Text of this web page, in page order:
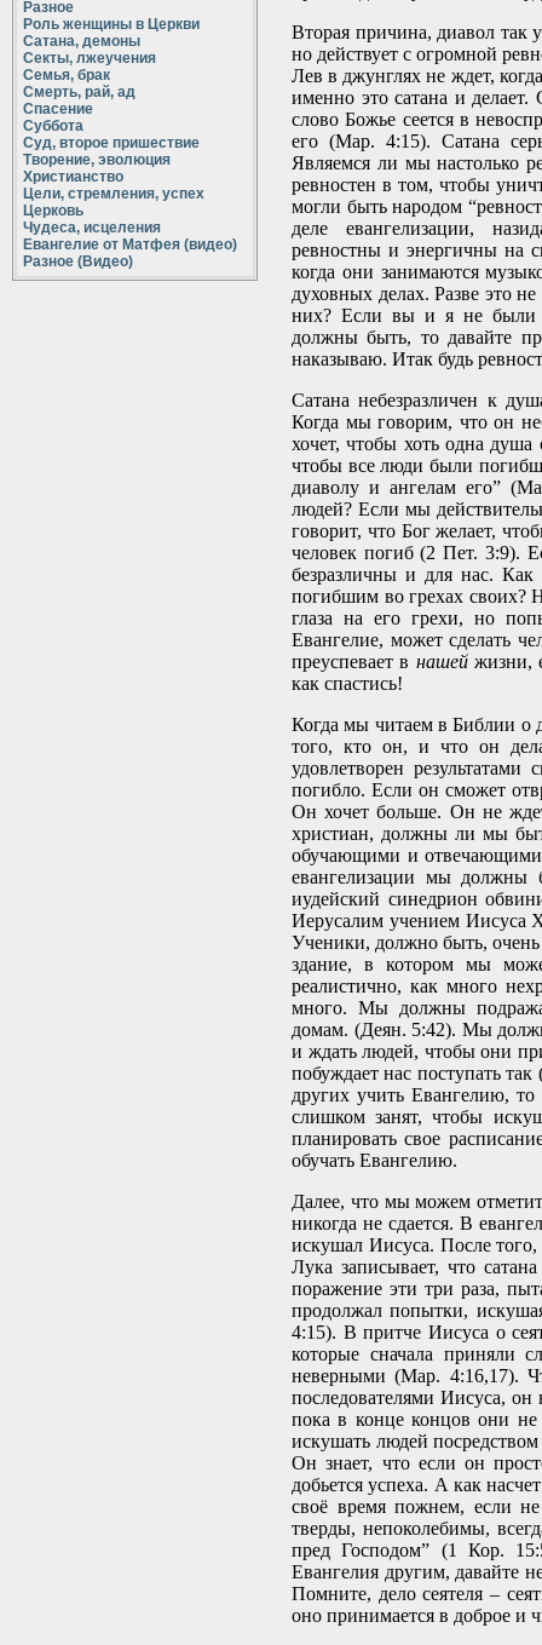
Разное
Роль женщины в Церкви
Сатана, демоны
Секты, лжеучения
Семья, брак
Смерть, рай, ад
Спасение
Суббота
Суд, второе пришествие
Творение, эволюция
Христианство
Цели, стремления, успех
Церковь
Чудеса, исцеления
Евангелие от Матфея (видео)
Разное (Видео)
Вторая причина, диавол так
но действует с огромной
Лев в джунглях не ждет,
именно это сатана и делает.
слово Божье сеется в
его (Мар. 4:15). Сатана
Являемся ли мы настолько
ревностен в том, чтобы
могли быть народом
деле евангелизации,
ревностны и энергичны на
когда они занимаются
духовных делах. Разве это
них? Если вы и я не были
должны быть, то давайте
наказываю. Итак будь
Сатана небезразличен к
Когда мы говорим, что он
хочет, чтобы хоть одна душа
чтобы все люди были
диаволу и ангелам его”
людей? Если мы
говорит, что Бог желает,
человек погиб (2 Пет. 3:9).
безразличны и для нас.
погибшим во грехах своих?
глаза на его грехи, но
Евангелие, может сделать
преуспевает в нашейжизни,
как спастись!
Когда мы читаем в Библии о
того, кто он, и что он
удовлетворен
погибло. Если он сможет
Он хочет больше. Он не
христиан, должны ли мы
обучающими и отвечающими
евангелизации мы
иудейский синедрион
Иерусалим учением Иисуса
Ученики, должно быть, очень
здание, в котором мы
реалистично, как много
много. Мы должны
домам. (Деян. 5:42). Мы
и ждать людей, чтобы они
побуждает нас поступать
других учить Евангелию,
слишком занят, чтобы
планировать свое
обучать Евангелию.
Далее, что мы можем
никогда не сдается. В
искушал Иисуса. После того,
Лука записывает, что
поражение эти три раза,
продолжал попытки,
4:15). В притче Иисуса о
которые сначала приняли
неверными (Мар. 4:16,17).
последователями Иисуса,
пока в конце концов они не
искушать людей
Он знает, что если он
добьется успеха. А как
своё время пожнем, если
тверды, непоколебимы,
пред Господом” (1 Кор.
Евангелия другим, давайте
Помните, дело сеятеля –
оно принимается в доброе и